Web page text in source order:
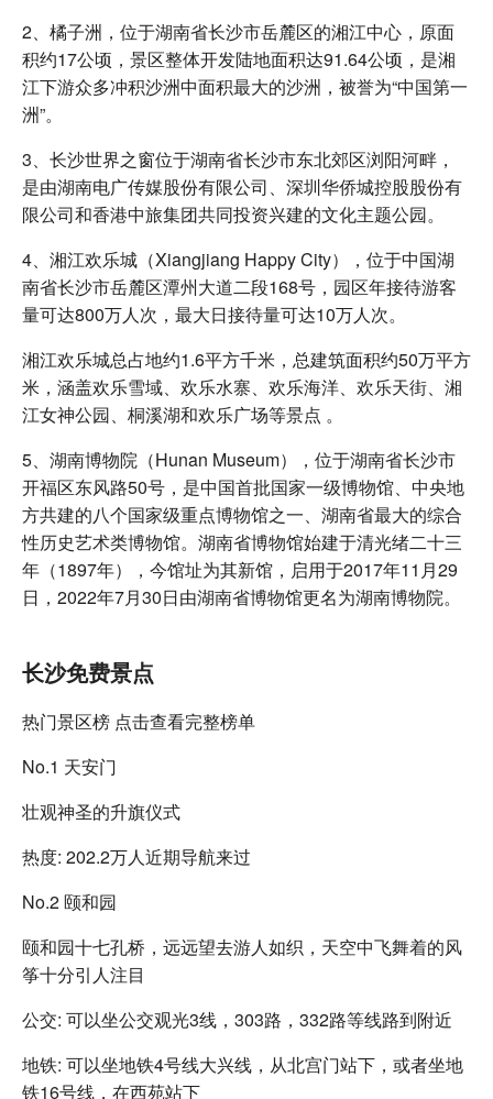
2、橘子洲，位于湖南省长沙市岳麓区的湘江中心，原面
积约17公顷，景区整体开发陆地面积达91.64公顷，是湘
江下游众多冲积沙洲中面积最大的沙洲，被誉为“中国第一
洲”。
3、长沙世界之窗位于湖南省长沙市东北郊区浏阳河畔，
是由湖南电广传媒股份有限公司、深圳华侨城控股股份有
限公司和香港中旅集团共同投资兴建的文化主题公园。
4、湘江欢乐城（Xiangjiang Happy City），位于中国湖
南省长沙市岳麓区潭州大道二段168号，园区年接待游客
量可达800万人次，最大日接待量可达10万人次。
湘江欢乐城总占地约1.6平方千米，总建筑面积约50万平方
米，涵盖欢乐雪域、欢乐水寨、欢乐海洋、欢乐天街、湘
江女神公园、桐溪湖和欢乐广场等景点 。
5、湖南博物院（Hunan Museum），位于湖南省长沙市
开福区东风路50号，是中国首批国家一级博物馆、中央地
方共建的八个国家级重点博物馆之一、湖南省最大的综合
性历史艺术类博物馆。湖南省博物馆始建于清光绪二十三
年（1897年），今馆址为其新馆，启用于2017年11月29
日，2022年7月30日由湖南省博物馆更名为湖南博物院。
长沙免费景点
热门景区榜 点击查看完整榜单
No.1 天安门
壮观神圣的升旗仪式
热度: 202.2万人近期导航来过
No.2 颐和园
颐和园十七孔桥，远远望去游人如织，天空中飞舞着的风
筝十分引人注目
公交: 可以坐公交观光3线，303路，332路等线路到附近
地铁: 可以坐地铁4号线大兴线，从北宫门站下，或者坐地
铁16号线，在西苑站下